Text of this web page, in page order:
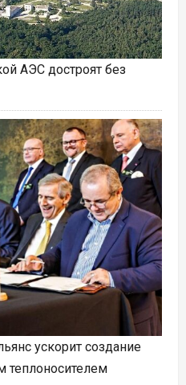
АЭС достроят без
ускорит создание
теплоносителем